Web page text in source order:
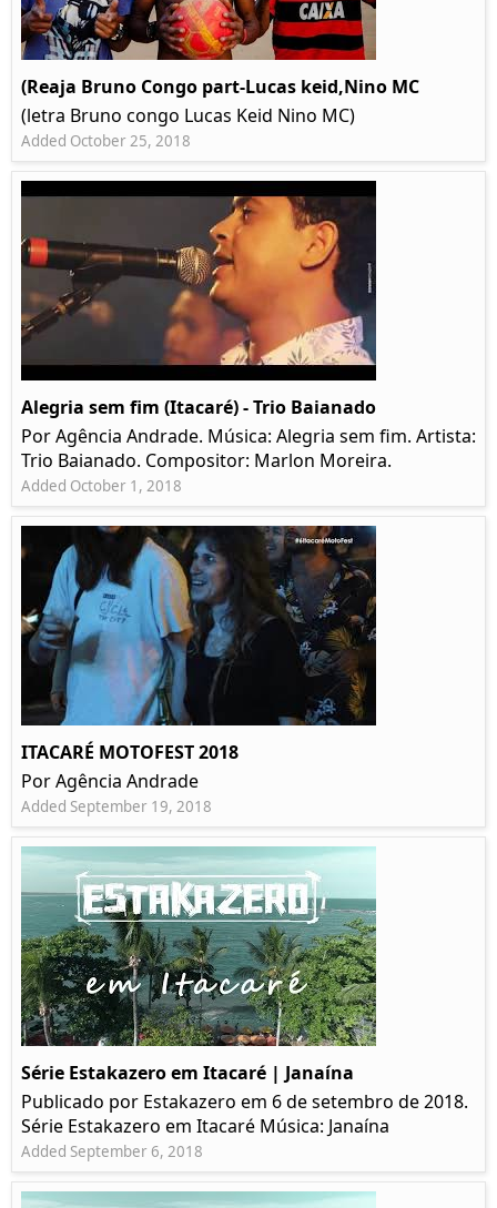
(Reaja Bruno Congo part-Lucas keid,Nino MC
(letra Bruno congo Lucas Keid Nino MC)
Added October 25, 2018
Alegria sem fim (Itacaré) - Trio Baianado
Por Agência Andrade. Música: Alegria sem fim. Artista:
Trio Baianado. Compositor: Marlon Moreira.
Added October 1, 2018
ITACARÉ MOTOFEST 2018
Por Agência Andrade
Added September 19, 2018
Série Estakazero em Itacaré | Janaína
Publicado por Estakazero em 6 de setembro de 2018.
Série Estakazero em Itacaré Música: Janaína
Added September 6, 2018